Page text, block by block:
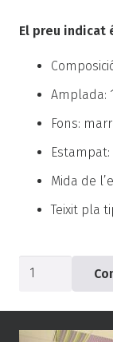
El preu indicat
Amplada:
Fons:
Mida de
Teixit pla
quantitat
Popelín
marró